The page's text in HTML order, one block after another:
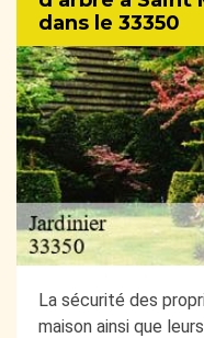
dans le 33350
La sécurité des
maison ainsi que